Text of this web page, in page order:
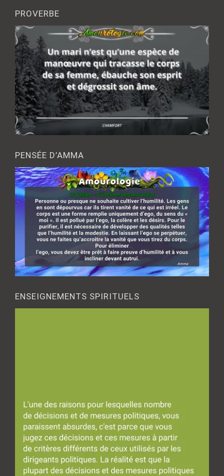
PROVERBE
PENSÉE D’AMMA
ENSEIGNEMENTS SPIRITUELS